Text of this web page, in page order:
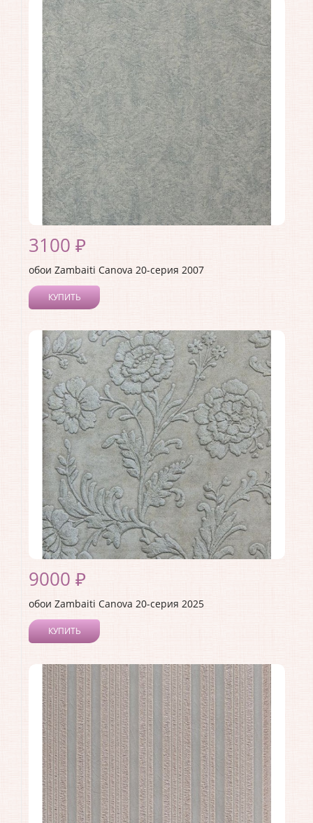
3100 ₽
обои Zambaiti Canova 20-серия 2007
КУПИТЬ
Коллекция:Canova 20-серия
Длина рулона:
10
Ширина рулона:
0.7
Материал покрытия:Виниловое
Страна:Италия
Материал основы:Бумага
Раппорт:<>
9000 ₽
обои Zambaiti Canova 20-серия 2025
КУПИТЬ
Коллекция:Canova 20-серия
Длина рулона:
10
Ширина рулона:0.7
Материал покрытия:Виниловое
Страна:Италия
Материал основы:Бумага
Раппорт:
60